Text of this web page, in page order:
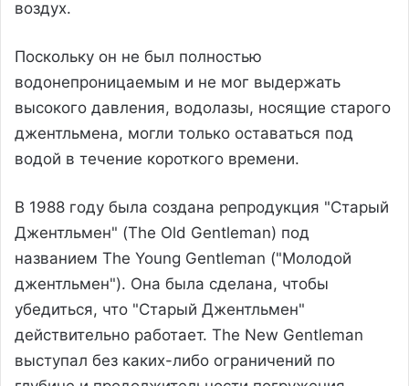
воздух.
Поскольку он не был полностью
водонепроницаемым и не мог выдержать
высокого давления, водолазы, носящие старого
джентльмена, могли только оставаться под
водой в течение короткого времени.
В 1988 году была создана репродукция "Старый
Джентльмен" (The Old Gentleman) под
названием The Young Gentleman ("Молодой
джентльмен"). Она была сделана, чтобы
убедиться, что "Старый Джентльмен"
действительно работает. The New Gentleman
выступал без каких-либо ограничений по